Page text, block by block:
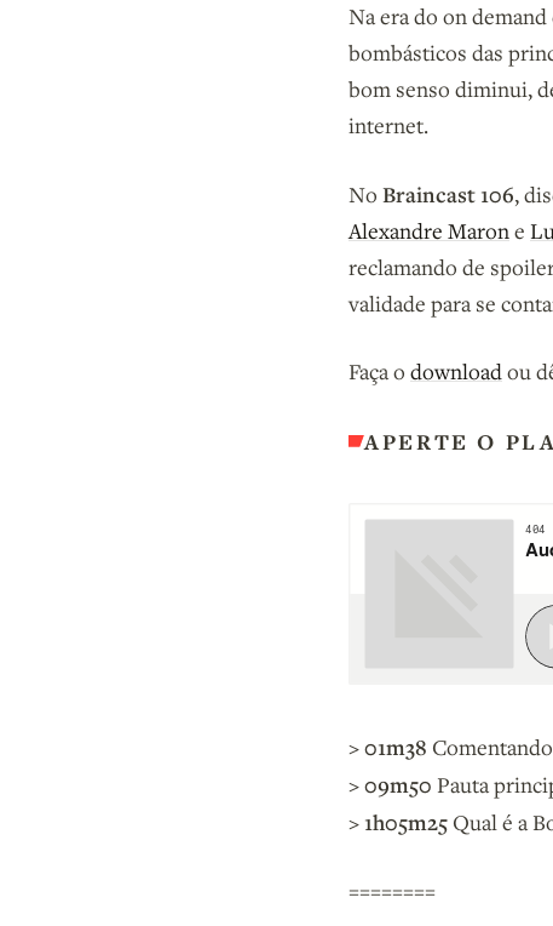
Na era do on
bombásticos das
bom senso diminui,
internet.
No Braincast 106,
Alexandre Marone
reclamando de
validade para se
Faça o downloadou
APERTE O
> 01m38
> 09m50 Pauta
> 1h05m25 Qual é a
========